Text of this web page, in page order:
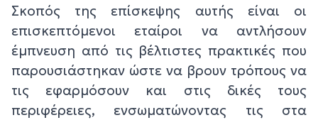
Σκοπός της επίσκεψης αυτής είναι οι
επισκεπτόμενοι εταίροι να αντλήσουν
έμπνευση από τις βέλτιστες πρακτικές που
παρουσιάστηκαν ώστε να βρουν τρόπους να
τις εφαρμόσουν και στις δικές τους
περιφέρειες, ενσωματώνοντας τις στα